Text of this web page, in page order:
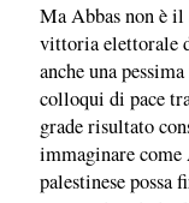
Ma Abbas non è il
vittoria elettorale
anche una
colloqui di pace
grade risultato
immaginare come
palestinese possa